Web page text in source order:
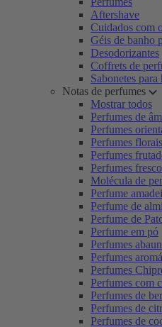
Aftershave
Cuidados com
Géis de banho
Desodorizantes
Coffrets de
Sabonetes para
Notas de perfumes
Mostrar todos
Perfumes de
Perfumes
Perfumes florais
Perfumes
Perfumes
Molécula de
Perfume
Perfume de
Perfume de
Perfume em pó
Perfumes
Perfumes
Perfumes
Perfumes com
Perfumes de
Perfumes de
Perfumes de